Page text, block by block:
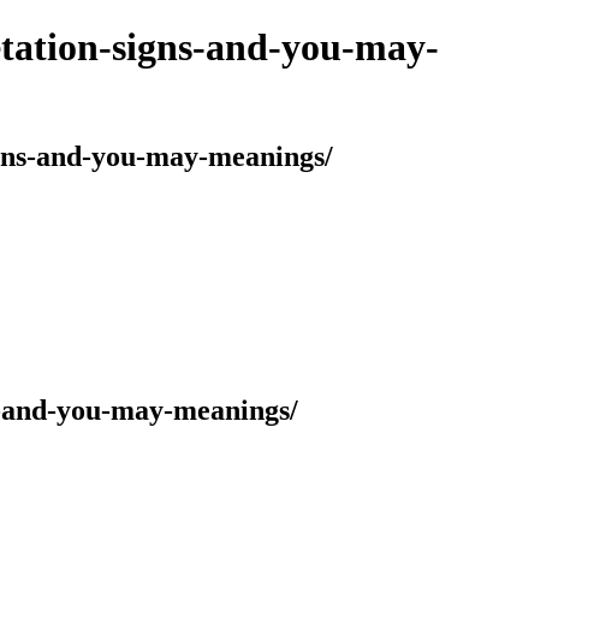
signs-and-you-may-
and-you-may-meanings/
you-may-meanings/